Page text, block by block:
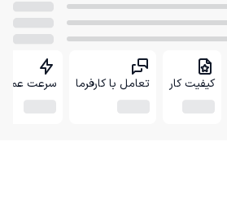
کیفیت کار تعامل با کارفرما سرعت عمل